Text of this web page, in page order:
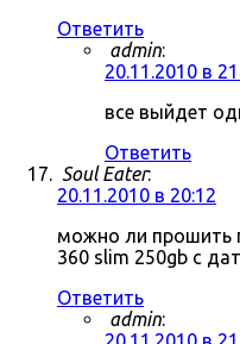
Ответить
admin:
20.11.2010 в
все выйдет
Ответить
Soul Eater:
20.11.2010 в 20:12
можно ли прошить
360 slim 250gb с
Ответить
admin: